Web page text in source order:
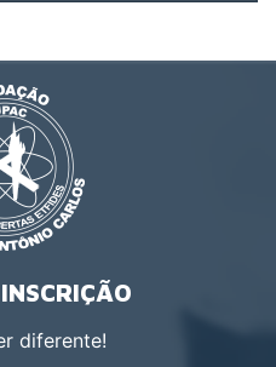
diferente!